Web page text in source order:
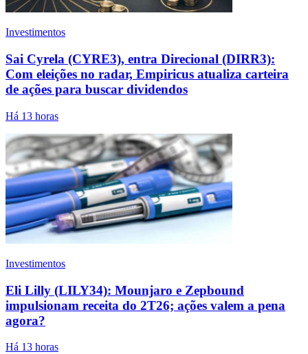
Investimentos
Sai Cyrela (CYRE3), entra Direcional (DIRR3):
Com eleições no radar, Empiricus atualiza carteira
de ações para buscar dividendos
Há 13 horas
Investimentos
Eli Lilly (LILY34): Mounjaro e Zepbound
impulsionam receita do 2T26; ações valem a pena
agora?
Há 13 horas